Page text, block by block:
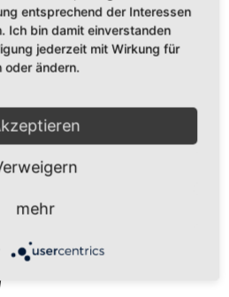
Singenmit Karl
2026 von 10.30 bis
Martha-Vogeler-Straße 2A,
Singenmit Karl
entsprechend der Interessen
Ich bin damit einverstanden
jederzeit mit Wirkung für
ändern.
mehr